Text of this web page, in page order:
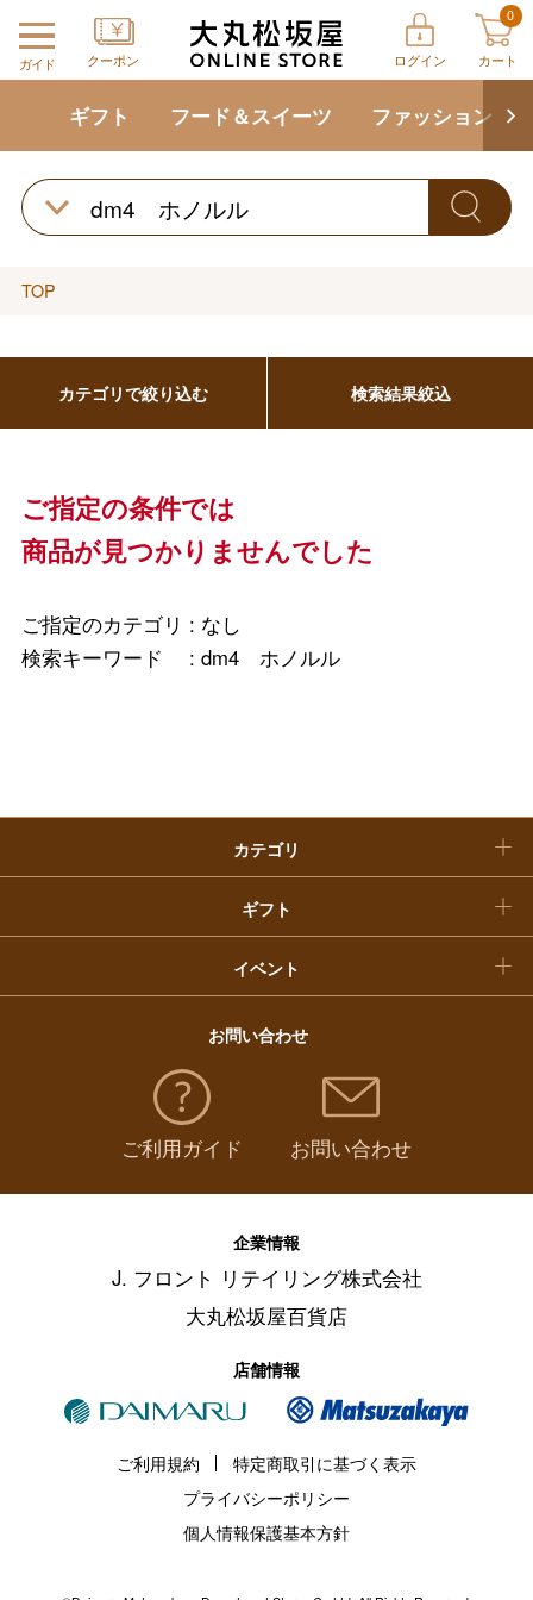
ガイド クーポン ログイン
0
カート
ギフト フード＆スイーツ ファッション
TOP
ご指定の条件では
商品が見つかりませんでした
ご指定のカテゴリ : なし
検索キーワード : dm4 ホノルル
カテゴリで絞り込む 検索結果絞込
カテゴリ
フード＆スイーツ
ホーム＆インテリア
ギフト
結婚内祝い
快気祝い
イベント
母の日
お中元
敬老の日
お歳暮
福袋
お問い合わせ
ご利用ガイド お問い合わせ
企業情報
J. フロント リテイリング株式会社
大丸松坂屋百貨店
店舗情報
ご利用規約
特定商取引に基づく表示
プライバシーポリシー
個人情報保護基本方針